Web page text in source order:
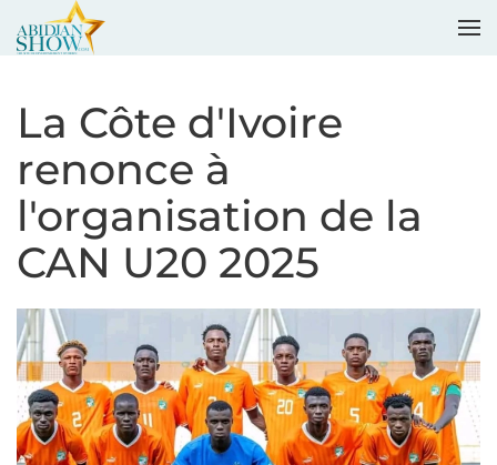
La Côte d'Ivoire
renonce à
l'organisation de la
CAN U20 2025